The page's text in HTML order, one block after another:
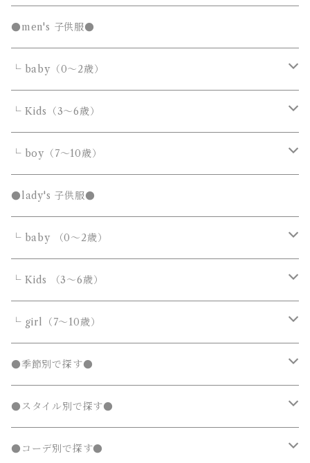
発表会セール
●men's 子供服●
└ baby（0～2歳）
カバーオール・ロンパース
サロペット・オーバーオール
トップス
Tシャツ・カットソー
シャツ・ブラウス
ジャージ
タンクトップ
ボトムス
デニムパンツ
スウェットパンツ
アウター
ダウンジャケット・コート
ノーカラージャケット
靴・小物
靴
靴下
フォーマルスーツ
水着
ラッシュガード
└ Kids（3～6歳）
トップス
Tシャツ・カットソー
シャツ・ブラウス
ジャージ
タンクトップ
ボトムス
デニムパンツ
スウェットパンツ
アウター
ダウンジャケット・コート
ノーカラージャケット
フォーマルスーツ
靴・小物
靴
靴下
オールインワン
サロペット・オーバーオール
水着
ラッシュガード
└ boy（7～10歳）
トップス
Tシャツ・カットソー
シャツ・ブラウス
ジャージ
ボトムス
デニムパンツ
スウェットパンツ
アウター
ダウンジャケット・コート
ノーカラージャケット
フォーマルスーツ
靴・小物
靴
靴下
オールインワン
サロペット・オーバーオール
水着
●lady's 子供服●
└ baby （0～2歳）
カバーオール・ロンパース
サロペット・オーバーオール
トップス
Tシャツ・カットソー
シャツ・ブラウス
ボトムス
スカート
デニムスカート
アウター
ダウンジャケット・コート
発表会 ドレス
└ Kids （3～6歳）
トップス
Tシャツ・カットソー
シャツ・ブラウス
ワンピース
シャツワンピース
ジャンパースカート
ボトムス
スカート
アウター
└ girl（7～10歳）
トップス
Tシャツ・カットソー
シャツ・ブラウス
ワンピース
シャツワンピース
ボトムス
●季節別で探す●
春
夏
●スタイル別で探す●
ナチュラル 子供服
●コーデ別で探す●